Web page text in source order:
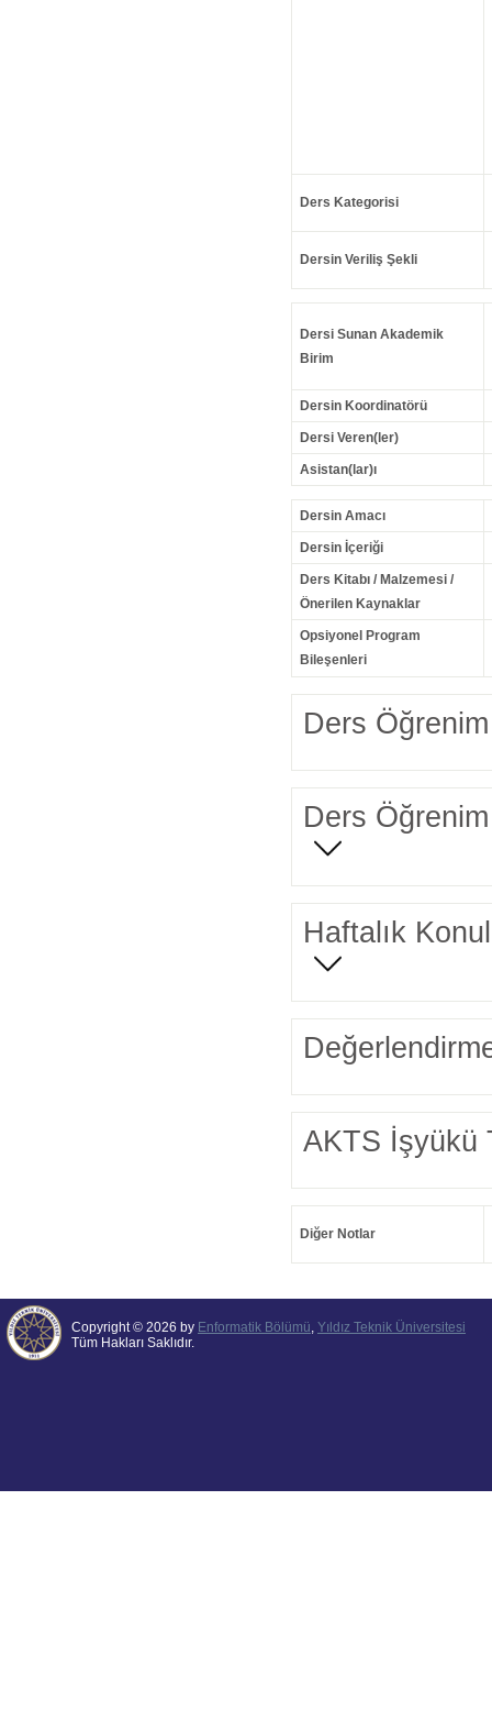
Ders Kategorisi
Dersin Veriliş Şekli
Dersi Sunan Akademik
Birim
Dersin Koordinatörü
Dersi Veren(ler)
Asistan(lar)ı
Dersin Amacı
Dersin İçeriği
Ders Kitabı / Malzemesi /
Önerilen Kaynaklar
Opsiyonel Program
Bileşenleri
Ders Öğrenim
Ders Öğrenim
Haftalık
AKTS İşyükü
Diğer Notlar
Copyright © 2026 by Enformatik Bölümü, Yıldız Teknik Üniversitesi
Tüm Hakları Saklıdır.